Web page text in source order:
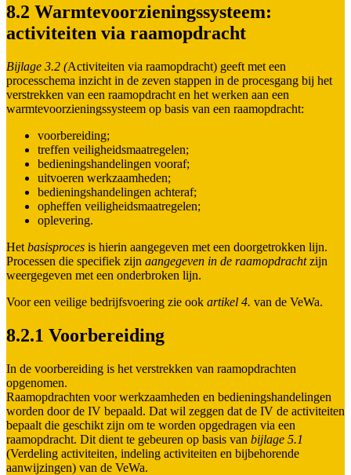
8.2 Warmtevoorzieningssysteem:
activiteiten via raamopdracht
Bijlage 3.2 (Activiteiten via raamopdracht) geeft met een
processchema inzicht in de zeven stappen in de procesgang bij het
verstrekken van een raamopdracht en het werken aan een
warmtevoorzieningssysteem op basis van een raamopdracht:
voorbereiding;
treffen veiligheidsmaatregelen;
bedieningshandelingen vooraf;
uitvoeren werkzaamheden;
bedieningshandelingen achteraf;
opheffen veiligheidsmaatregelen;
oplevering.
Het basisproces is hierin aangegeven met een doorgetrokken lijn.
Processen die specifiek zijn aangegeven in de raamopdrachtzijn
weergegeven met een onderbroken lijn.
Voor een veilige bedrijfsvoering zie ook artikel 4. van de VeWa.
8.2.1 Voorbereiding
In de voorbereiding is het verstrekken van raamopdrachten
opgenomen.
Raamopdrachten voor werkzaamheden en bedieningshandelingen
worden door de IV bepaald. Dat wil zeggen dat de IV de activiteiten
bepaalt die geschikt zijn om te worden opgedragen via een
raamopdracht. Dit dient te gebeuren op basis van bijlage 5.1
(Verdeling activiteiten, indeling activiteiten en bijbehorende
aanwijzingen) van de VeWa.